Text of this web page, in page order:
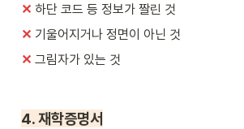
✕ 하단 코드 등 정보가 짤린 것
✕ 기울어지거나 정면이 아닌 것
✕ 그림자가 있는 것
4. 재학증명서